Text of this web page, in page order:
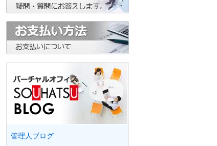
管理人ブログ